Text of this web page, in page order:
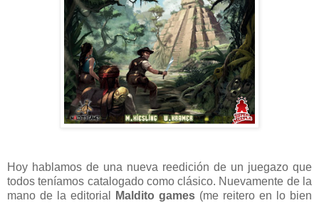
Hoy hablamos de una nueva reedición de un juegazo que
todos teníamos catalogado como clásico. Nuevamente de la
mano de la editorial
Maldito games (me reitero en lo bien